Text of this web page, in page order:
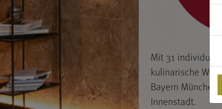
Mit 31
kulinarische
Bayern
Innenstadt.